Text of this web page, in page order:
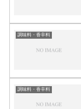
調味料・香辛料
調味料・香辛料